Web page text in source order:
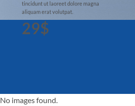
tincidunt ut laoreet dolore magna
aliquam erat volutpat.
29$
No images found.